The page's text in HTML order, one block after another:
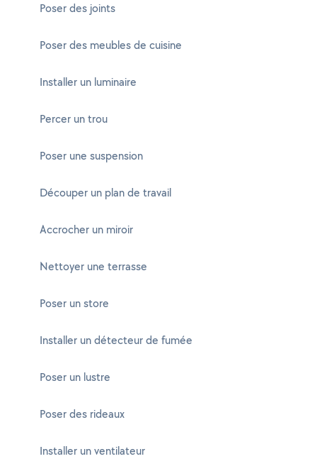
Poser des joints
Poser des meubles de cuisine
Installer un luminaire
Percer un trou
Poser une suspension
Découper un plan de travail
Accrocher un miroir
Nettoyer une terrasse
Poser un store
Installer un détecteur de fumée
Poser un lustre
Poser des rideaux
Installer un ventilateur